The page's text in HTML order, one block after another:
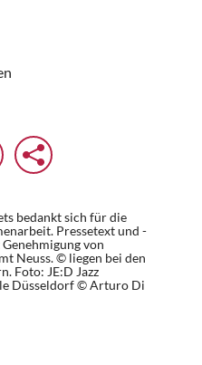
bedankt sich für die
Pressetext und -
von
Neuss. © liegen bei den
Foto: JE:D Jazz
Düsseldorf © Arturo Di